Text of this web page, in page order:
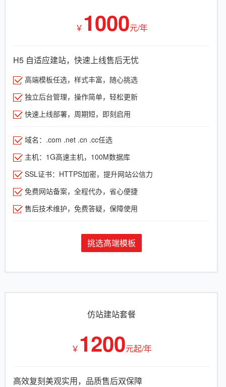
￥ 1000元/年
H5 自适应建站，快速上线售后无忧
高端模板任选，样式丰富，随心挑选
独立后台管理，操作简单，轻松更新
快速上线部署，周期短，即刻启用
域名：.com .net .cn .cc任选
主机：1G高速主机，100M数据库
SSL证书：HTTPS加密，提升网站公信力
免费网站备案，全程代办，省心便捷
售后技术维护，免费答疑，保障使用
挑选高端模板
仿站建站套餐
￥ 1200元起/年
高效复刻美观实用，品质售后双保障